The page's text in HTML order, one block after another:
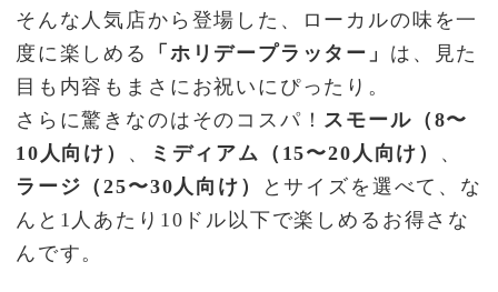
そんな人気店から登場した、ローカルの味を一
度に楽しめる
「ホリデープラッター」 は、見た
目も内容もまさにお祝いにぴったり。
さらに驚きなのはそのコスパ！ スモール（8〜
10人向け）
、 ミディアム（15〜20人向け） 、
ラージ（25〜30人向け）
とサイズを選べて、な
んと1人あたり10ドル以下で楽しめるお得さな
んです。